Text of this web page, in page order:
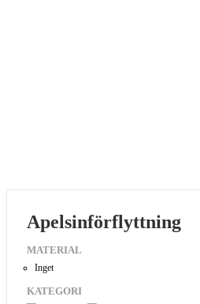
Apelsinförflyttning
MATERIAL
Inget
KATEGORI